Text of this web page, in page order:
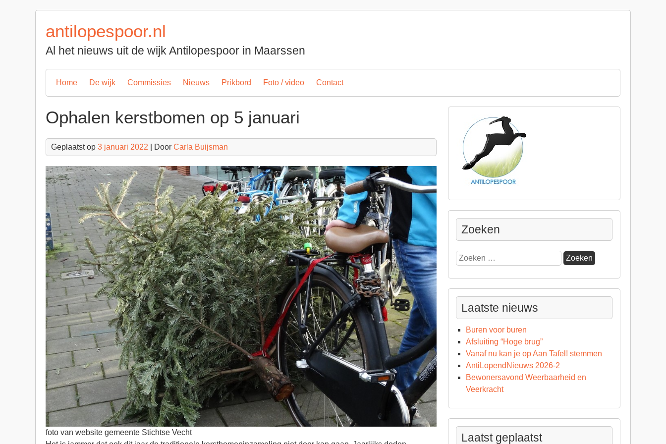
antilopespoor.nl
Al het nieuws uit de wijk Antilopespoor in Maarssen
Home De wijk Commissies Nieuws Prikbord Foto / video Contact
Ophalen kerstbomen op 5 januari
Geplaatst op 3 januari 2022 | Door Carla Buijsman
foto van website gemeente Stichtse Vecht
Zoeken
Zoeken
naar:
Laatste nieuws
Buren voor buren
Afsluiting “Hoge brug”
Vanaf nu kan je op Aan Tafel! stemmen
AntiLopendNieuws 2026-2
Bewonersavond Weerbaarheid en
Veerkracht
Laatst geplaatst